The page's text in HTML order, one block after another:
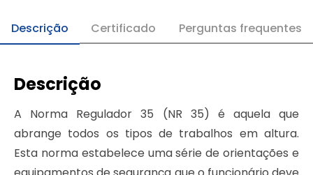
Descrição Certificado Perguntas frequentes
Descrição
A Norma Regulador 35 (NR 35) é aquela que
abrange todos os tipos de trabalhos em altura.
Esta norma estabelece uma série de orientações e